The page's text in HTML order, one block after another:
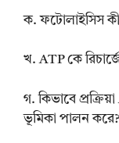
ক. ফটোলাইসিস
খ. ATP কে
গ. কিভাবে
ভূমিকা পালন করে?